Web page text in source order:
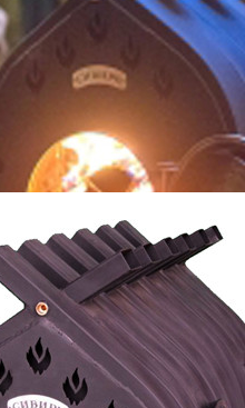
Бесплатно в 4 магазинах
Бесплатно
330 ₽